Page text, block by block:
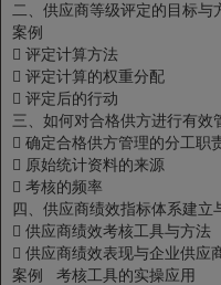
二、供应商等级评定的目标与
案例
 评定计算方法
 评定计算的权重分配
 评定后的行动
三、如何对合格供方进行有效
 确定合格供方管理的分工职
 原始统计资料的来源
 考核的频率
四、供应商绩效指标体系建立
 供应商绩效考核工具与方法
 供应商绩效表现与企业供应
案例 考核工具的实操应用